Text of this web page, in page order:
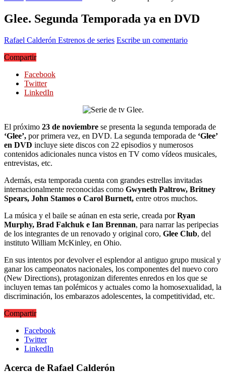
Glee. Segunda Temporada ya en DVD
Rafael Calderón Estrenos de series Escribe un comentario
Compartir
Facebook
Twitter
LinkedIn
El próximo 23 de noviembre se presenta la segunda temporada de
‘Glee’, por primera vez, en DVD. La segunda temporada de ‘Glee’
en DVD incluye siete discos con 22 episodios y numerosos
contenidos adicionales nunca vistos en TV como vídeos musicales,
entrevistas, etc.
Además, esta temporada cuenta con grandes estrellas invitadas
internacionalmente reconocidas como Gwyneth Paltrow, Britney
Spears, John Stamos o Carol Burnett, entre otros muchos.
La música y el baile se aúnan en esta serie, creada porRyan
Murphy, Brad Falchuk e Ian Brennan, para narrar las peripecias
de los integrantes de un renovado y original coro, Glee Club, del
instituto William McKinley, en Ohio.
En sus intentos por devolver el esplendor al antiguo grupo musical y
ganar los campeonatos nacionales, los componentes del nuevo coro
(New Directions), protagonizan diferentes enredos en los que se
incluyen temas tan polémicos y actuales como la homosexualidad, la
discriminación, los embarazos adolescentes, la competitividad, etc.
Compartir
Facebook
Twitter
LinkedIn
Acerca de Rafael Calderón